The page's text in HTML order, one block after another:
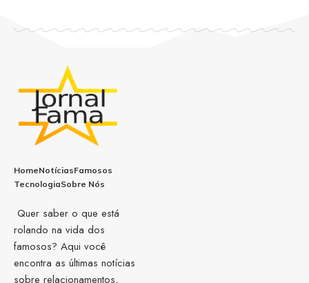
HomeNotíciasFamosos
TecnologiaSobre Nós
Quer saber o que está
rolando na vida dos
famosos? Aqui você
encontra as últimas notícias
sobre relacionamentos,